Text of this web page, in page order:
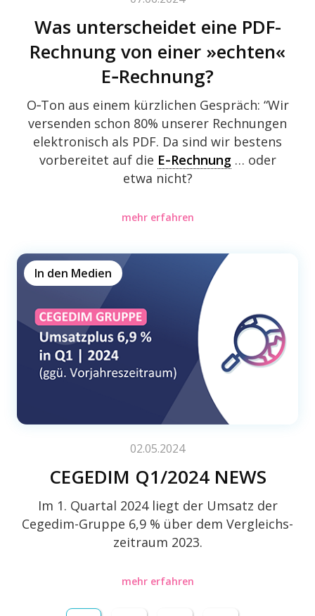
Was unter­schei­det eine PDF-
Rech­nung von einer »echten«
E‑Rechnung?
O‑Ton aus einem kürz­li­chen Gespräch: “Wir
versen­den schon 80% unse­rer Rech­nun­gen
elek­tro­nisch als PDF. Da sind wir bestens
vorbe­rei­tet auf die E‑Rechnung… oder
etwa nicht?
mehr erfahren
02.05.2024
CEGEDIM Q1/2024 NEWS
In den Medien
Im 1. Quar­tal 2024 liegt der Umsatz der
Cegedim-Gruppe 6,9 % über dem Vergleichs­
zeit­raum 2023.
mehr erfahren